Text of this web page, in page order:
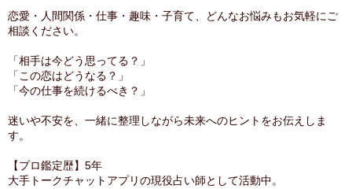
恋愛・人間関係・仕事・趣味・子育て、どんなお悩みもお気軽にご
相談ください。
「相手は今どう思ってる？」
「この恋はどうなる？」
「今の仕事を続けるべき？」
迷いや不安を、一緒に整理しながら未来へのヒントをお伝えしま
す。
【プロ鑑定歴】5年
大手トークチャットアプリの現役占い師として活動中。